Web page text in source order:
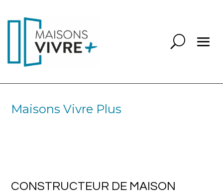
Maisons Vivre Plus
CONSTRUCTEUR DE MAISON